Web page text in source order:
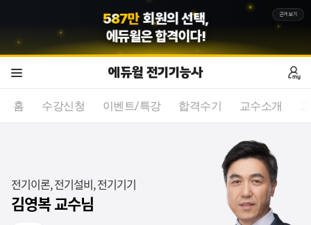
587만 회원의 선택,
에듀윌은 합격이다!
근거보기
에듀윌 전기기능사
홈 수강신청 이벤트/특강 합격수기 교수소개
전기이론, 전기설비, 전기기기
김영복 교수님